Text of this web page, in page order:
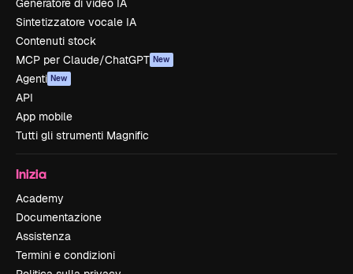
Sintetizzatore vocale IA
Contenuti stock
MCP per Claude/ChatGPT New
Agenti New
API
App mobile
Tutti gli strumenti Magnific
Inizia
Academy
Documentazione
Assistenza
Termini e condizioni